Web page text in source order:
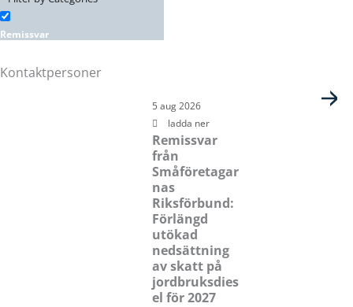
Remissvar
Kontaktpersoner
5 aug 2026
ladda ner
Remissvar
från
Småföretagar
nas
Riksförbund:
Förlängd
utökad
nedsättning
av skatt på
jordbruksdies
el för 2027